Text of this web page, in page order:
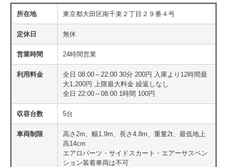
所在地 東京都大田区南千束２丁目２９番４号
定休日 無休
営業時間 24時間営業
利用料金
全日 08:00～22:00 30分 200円 入庫より12時間最
大1,200円 上限最大料金 繰返しなし
全日 22:00～08:00 1時間 100円
収容台数 5台
車両制限
高さ2m、幅1.9m、長さ4.8m、重量2t、最低地上
高14cm
エアロパーツ・サイドスカート・エアーサスペン
ション装着車両は不可